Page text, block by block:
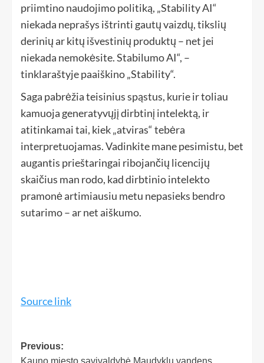
priimtino naudojimo politiką, „Stability AI“
niekada neprašys ištrinti gautų vaizdų, tikslių
derinių ar kitų išvestinių produktų – net jei
niekada nemokėsite. Stabilumo AI“, –
tinklaraštyje paaiškino „Stability“.
Saga pabrėžia teisinius spąstus, kurie ir toliau
kamuoja generatyvųjį dirbtinį intelektą, ir
atitinkamai tai, kiek „atviras“ tebėra
interpretuojamas. Vadinkite mane pesimistu, bet
augantis prieštaringai ribojančių licencijų
skaičius man rodo, kad dirbtinio intelekto
pramonė artimiausiu metu nepasieks bendro
sutarimo – ar net aiškumo.
Source link
Previous:
Kauno miesto savivaldybė Maudyklų vandens